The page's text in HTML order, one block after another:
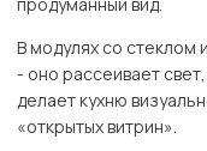
В модулях со стеклом
- оно рассеивает
делает кухню
«открытых витрин».